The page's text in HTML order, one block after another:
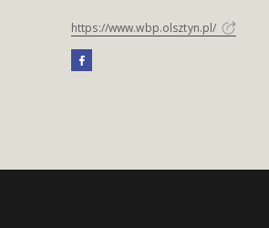
https://www.wbp.olsztyn.pl/